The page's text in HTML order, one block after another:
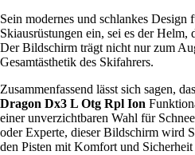
Sein modernes und schlankes Design
Skiausrüstungen ein, sei es der
Der Bildschirm trägt nicht nur zum
Gesamtästhetik des Skifahrers.
Zusammenfassend lässt sich sagen,
Dragon Dx3 L Otg Rpl Ion
einer unverzichtbaren Wahl für
oder Experte, dieser Bildschirm wird
den Pisten mit Komfort und Sicherheit